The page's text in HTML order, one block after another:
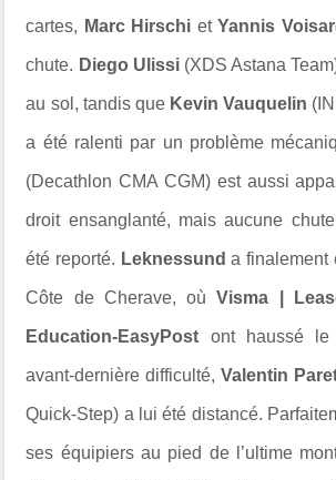
cartes, Marc Hirschi etYannis
chute. Diego Ulissi (XDS Astana
au sol, tandis que Kevin Vauquelin
a été ralenti par un problème
(Decathlon CMA CGM) est aussi
droit ensanglanté, mais aucune
été reporté. Leknessunda finalement
Côte de Cherave, oùVisma |
Education-EasyPost ont haussé le
avant-dernière difficulté, Valentin
Quick-Step) a lui été distancé.
ses équipiers au pied de l’ultime